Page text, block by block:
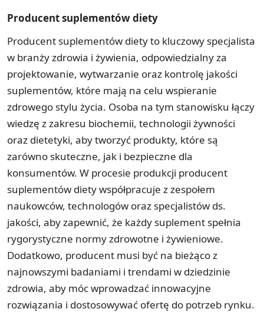
Producent suplementów diety
Producent suplementów diety to kluczowy specjalista
w branży zdrowia i żywienia, odpowiedzialny za
projektowanie, wytwarzanie oraz kontrolę jakości
suplementów, które mają na celu wspieranie
zdrowego stylu życia. Osoba na tym stanowisku łączy
wiedzę z zakresu biochemii, technologii żywności
oraz dietetyki, aby tworzyć produkty, które są
zarówno skuteczne, jak i bezpieczne dla
konsumentów. W procesie produkcji producent
suplementów diety współpracuje z zespołem
naukowców, technologów oraz specjalistów ds.
jakości, aby zapewnić, że każdy suplement spełnia
rygorystyczne normy zdrowotne i żywieniowe.
Dodatkowo, producent musi być na bieżąco z
najnowszymi badaniami i trendami w dziedzinie
zdrowia, aby móc wprowadzać innowacyjne
rozwiązania i dostosowywać ofertę do potrzeb rynku.